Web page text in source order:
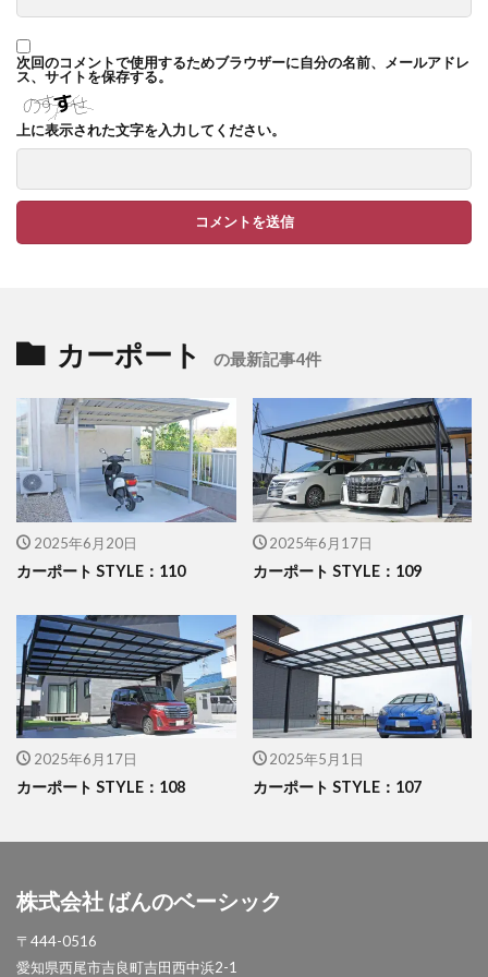
次回のコメントで使用するためブラウザーに自分の名前、メールアドレ
ス、サイトを保存する。
上に表示された文字を入力してください。
カーポート の最新記事4件
2025年6月20日
カーポート STYLE：110
2025年6月17日
カーポート STYLE：109
2025年6月17日
カーポート STYLE：108
2025年5月1日
カーポート STYLE：107
株式会社 ばんのベーシック
〒444-0516
愛知県西尾市吉良町吉田西中浜2-1
イナバ物置 ガレーディア
イナバ物置 タイヤストッカー
イナバ物置 ダストボックス
イナバ物置 ナイソー
イナバ物置 フォルタ
エレント パークスワイド
エレント フォルテット
キャンペーン
きらまつり
グローベン プラド/one
コイズミ照明 AU42402L
コラム
サンアイ岡本 セッパンガレージ
ジャービス商事 アニマル蛇口
ジャービス商事 蛇口プレート
ジャワ鉄平
セキスイデザインワークス ゼロフランジライト
タカショー アートポート
タカショー エクスレッズウォールライト
タカショー エバーアートウッドフェンス
タカショー ガラスサイン
タカショー セラウォール
タカショー セラクラシック